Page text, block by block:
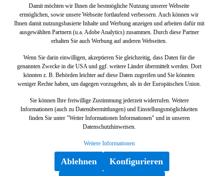
Damit möchten wir Ihnen die bestmögliche Nutzung unserer Webseite
ermöglichen, sowie unsere Webseite fortlaufend verbessern. Auch können wir
Ihnen damit nutzungsbasierte Inhalte und Werbung anzeigen und arbeiten dafür mit
ausgewählten Partnern (u.a. Adobe Analytics) zusammen. Durch diese Partner
erhalten Sie auch Werbung auf anderen Webseiten.
Wenn Sie darin einwilligen, akzeptieren Sie gleichzeitig, dass Daten für die
genannten Zwecke in die USA und ggf. weitere Länder übermittelt werden. Dort
könnten z. B. Behörden leichter auf diese Daten zugreifen und Sie könnten
weniger Rechte haben, um dagegen vorzugehen, als in der Europäischen Union.
Sie können Ihre freiwillige Zustimmung jederzeit widerrufen. Weitere
Informationen (auch zu Datenübermittlungen) und Einstellungsmöglichkeiten
finden Sie unter "Weiter Informationen Informationen" und in unseren
Datenschutzhinweisen.
Weitere Informationen
Ablehnen Konfigurieren